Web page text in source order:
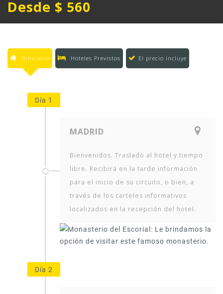
Desde $ 560
Itinerario Hoteles Previstos El precio incluye
Día 1
MADRID
Bienvenidos. Traslado al hotel y tiempo
libre. Recibirá en la tarde información
para el inicio de su circuito, o bien, a
través de los carteles informativos
localizados en la recepción del hotel.
Día 2